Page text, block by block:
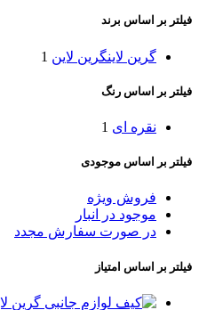
فیلتر بر اساس برند
گرین لاینگرین لاین 1
فیلتر بر اساس رنگ
نقره ای 1
فیلتر بر اساس موجودی
فروش ویژه
موجود در انبار
در صورت سفارش مجدد
فیلتر بر اساس امتیاز